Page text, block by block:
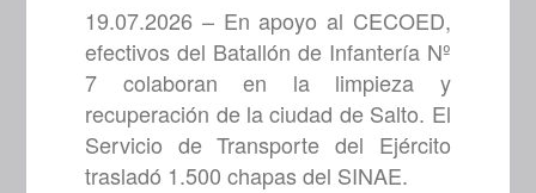
19.07.2026 – En apoyo al CECOED,
efectivos del Batallón de Infantería Nº
7 colaboran en la limpieza y
recuperación de la ciudad de Salto. El
Servicio de Transporte del Ejército
trasladó 1.500 chapas del SINAE.